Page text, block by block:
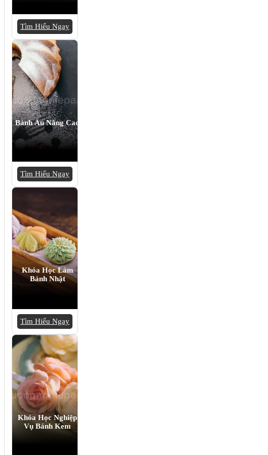
Tìm Hiểu Ngay
Bánh Âu Nâng Cao
Tìm Hiểu Ngay
Khóa Học Làm
Bánh Nhật
Tìm Hiểu Ngay
Khóa Học Nghiệp
Vụ Bánh Kem